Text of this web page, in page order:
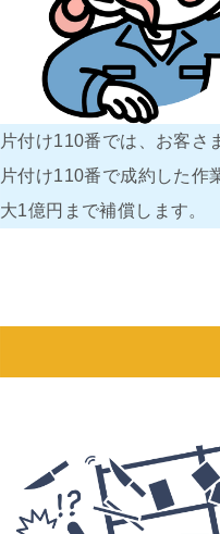
片付け110番では、お客さ
片付け110番で成約した作
大1億円まで補償します。